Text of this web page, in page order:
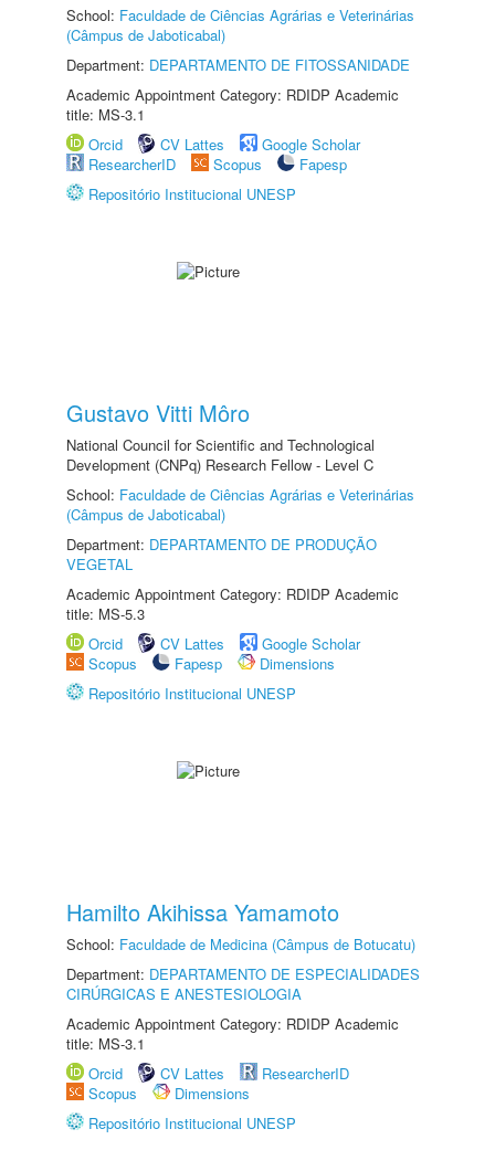
School: Faculdade de Ciências Agrárias e Veterinárias
(Câmpus de Jaboticabal)
Department: DEPARTAMENTO DE FITOSSANIDADE
Academic Appointment Category: RDIDP Academic
title: MS-3.1
Orcid
CV Lattes
Google Scholar
ResearcherID
Scopus
Fapesp
Repositório Institucional UNESP
Gustavo Vitti Môro
National Council for Scientific and Technological
Development (CNPq) Research Fellow - Level C
School: Faculdade de Ciências Agrárias e Veterinárias
(Câmpus de Jaboticabal)
Department: DEPARTAMENTO DE PRODUÇÃO
VEGETAL
Academic Appointment Category: RDIDP Academic
title: MS-5.3
Orcid
CV Lattes
Google Scholar
Scopus
Fapesp
Dimensions
Repositório Institucional UNESP
Hamilto Akihissa Yamamoto
School: Faculdade de Medicina (Câmpus de Botucatu)
Department: DEPARTAMENTO DE ESPECIALIDADES
CIRÚRGICAS E ANESTESIOLOGIA
Academic Appointment Category: RDIDP Academic
title: MS-3.1
Orcid
CV Lattes
ResearcherID
Scopus
Dimensions
Repositório Institucional UNESP